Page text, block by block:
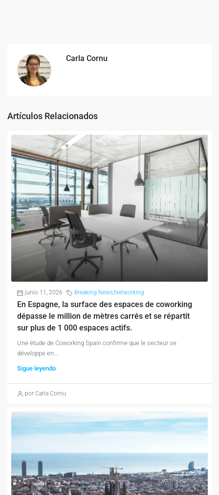
Carla Cornu
Artículos Relacionados
junio 11, 2026 Breaking News,Networking
En Espagne, la surface des espaces de coworking
dépasse le million de mètres carrés et se répartit
sur plus de 1 000 espaces actifs.
Une étude de Coworking Spain confirme que le secteur se
développe en...
Sigue leyendo
por Carla Cornu